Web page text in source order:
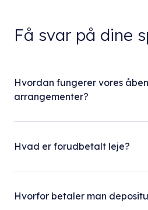
Få svar på dine
Hvordan fungerer vores
arrangementer?
Hvad er forudbetalt leje?
Hvorfor betaler man